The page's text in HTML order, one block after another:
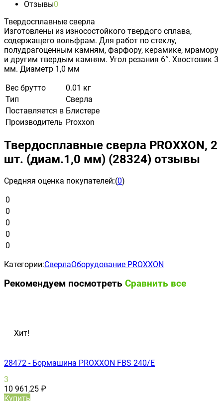
Отзывы0
Твердосплавные сверла
Изготовлены из износостойкого твердого сплава,
содержащего вольфрам. Для работ по стеклу,
полудрагоценным камням, фарфору, керамике, мрамору
и другим твердым камням. Угол резания 6°. Хвостовик 3
мм. Диаметр 1,0 мм
Вес брутто
0.01 кг
Тип
Сверла
Поставляется в Блистере
Производитель Proxxon
Твердосплавные сверла PROXXON, 2
шт. (диам.1,0 мм) (28324) отзывы
Средняя оценка покупателей:(0)
0
0
0
0
0
Категории:СверлаОборудование PROXXON
Рекомендуем посмотреть Сравнить все
Хит!
28472 - Бормашина PROXXON FBS 240/Е
3
10 961,25 ₽
Купить